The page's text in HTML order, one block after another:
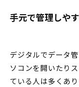
手元で管理しや
デジタルでデータ
ソコンを開いたり
ている人は多くあり